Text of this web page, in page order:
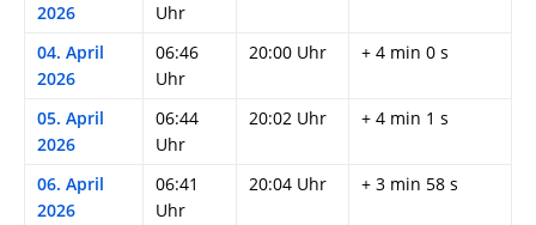
2026
Uhr
04. April
2026
06:46
Uhr
20:00 Uhr + 4 min 0 s
05. April
2026
06:44
Uhr
20:02 Uhr + 4 min 1 s
06. April
2026
06:41
Uhr
20:04 Uhr + 3 min 58 s